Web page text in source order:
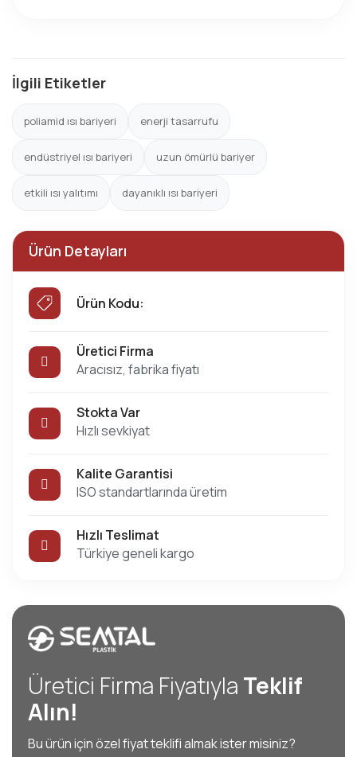
Ürün Detayları
Ürün Kodu:
Üretici Firma
Aracısız, fabrika fiyatı
Stokta Var
Hızlı sevkiyat
Kalite Garantisi
ISO standartlarında üretim
Hızlı Teslimat
Türkiye geneli kargo
Üretici Firma Fiyatıyla Teklif
Alın!
Bu ürün için özel fiyat teklifi almak ister misiniz?
İlgili Etiketler
poliamid ısı bariyeri enerji tasarrufu
endüstriyel ısı bariyeri uzun ömürlü bariyer
etkili ısı yalıtımı dayanıklı ısı bariyeri